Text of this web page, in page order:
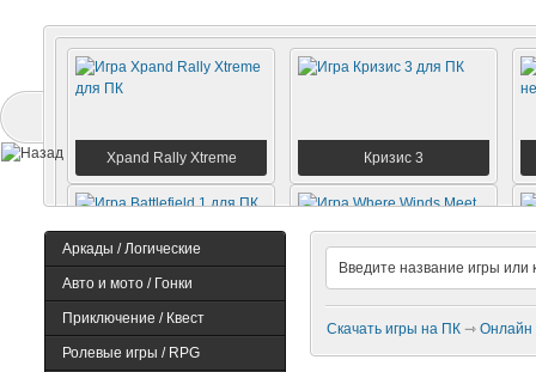
Xpand Rally Xtreme Кризис 3
Where Winds Meet
Скачать игры на ПК ⇾ Онлайн
Аркады / Логические
Авто и мото / Гонки
Приключение / Квест
Ролевые игры / RPG